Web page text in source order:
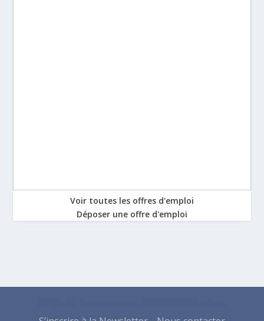
Voir toutes les offres d'emploi
Déposer une offre d'emploi